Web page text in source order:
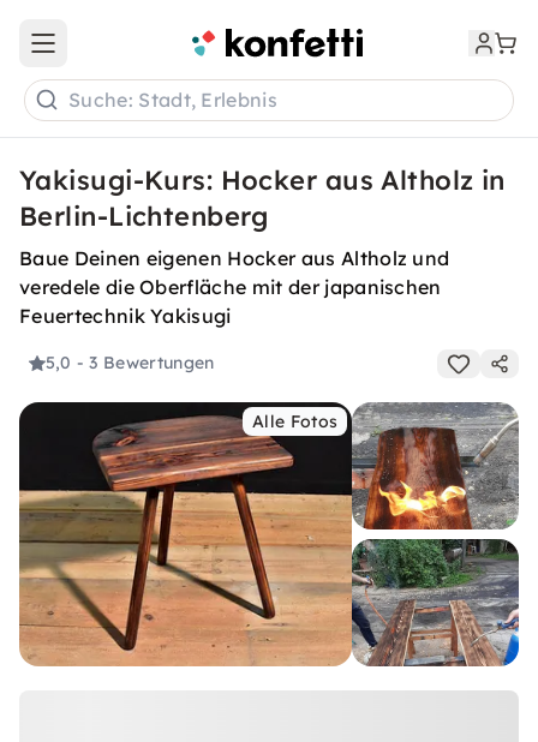
Open main menu
Suche: Stadt, Erlebnis
Yakisugi-Kurs: Hocker aus Altholz in
Berlin-Lichtenberg
Baue Deinen eigenen Hocker aus Altholz und
veredele die Oberfläche mit der japanischen
Feuertechnik Yakisugi
5,0 - 3 Bewertungen
Alle Fotos